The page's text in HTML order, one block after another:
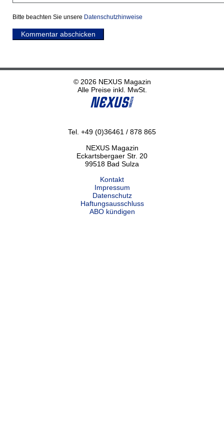
Bitte beachten Sie unsere Datenschutzhinweise
Kommentar abschicken
© 2026 NEXUS Magazin
Alle Preise inkl. MwSt.
Tel. +49 (0)36461 / 878 865
NEXUS Magazin
Eckartsbergaer Str. 20
99518 Bad Sulza
Kontakt
Impressum
Datenschutz
Haftungsausschluss
ABO kündigen